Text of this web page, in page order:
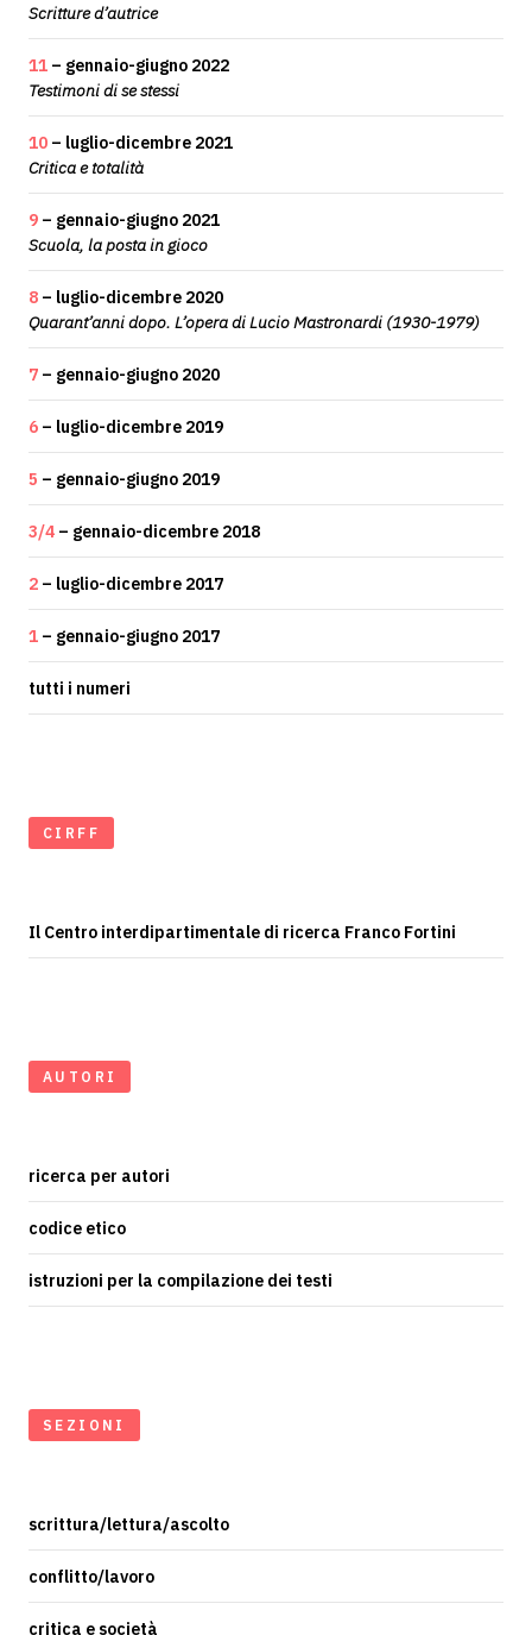
Scritture d’autrice
11 – gennaio-giugno 2022
Testimoni di se stessi
10 – luglio-dicembre 2021
Critica e totalità
9 – gennaio-giugno 2021
Scuola, la posta in gioco
8 – luglio-dicembre 2020
Quarant’anni dopo. L’opera di Lucio Mastronardi (1930-1979)
7 – gennaio-giugno 2020
6 – luglio-dicembre 2019
5 – gennaio-giugno 2019
3/4 – gennaio-dicembre 2018
2 – luglio-dicembre 2017
1 – gennaio-giugno 2017
tutti i numeri
CIRFF
Il Centro interdipartimentale di ricerca Franco Fortini
AUTORI
ricerca per autori
codice etico
istruzioni per la compilazione dei testi
SEZIONI
scrittura/lettura/ascolto
conflitto/lavoro
critica e società